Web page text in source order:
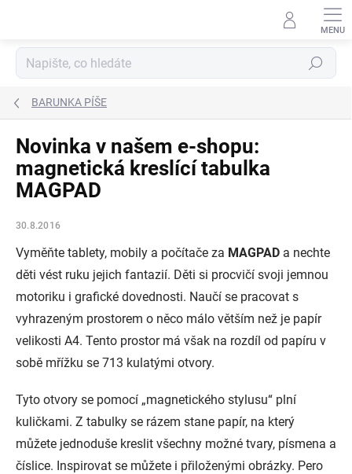
Hledat
BARUNKA PÍŠE
Novinka v našem e-shopu:
magnetická kreslící tabulka
MAGPAD
30.8.2016
Vyměňte tablety, mobily a počítače za MAGPAD a nechte
děti vést ruku jejich fantazií. Děti si procvičí svoji jemnou
motoriku i grafické dovednosti. Naučí se pracovat s
vyhrazeným prostorem o něco málo větším než je papír
velikosti A4. Tento prostor má však na rozdíl od papíru v
sobě mřížku se 713 kulatými otvory.
Tyto otvory se pomocí „magnetického stylusu“ plní
kuličkami. Z tabulky se rázem stane papír, na který
můžete jednoduše kreslit všechny možné tvary, písmena a
číslice. Inspirovat se můžete i přiloženými obrázky. Pero